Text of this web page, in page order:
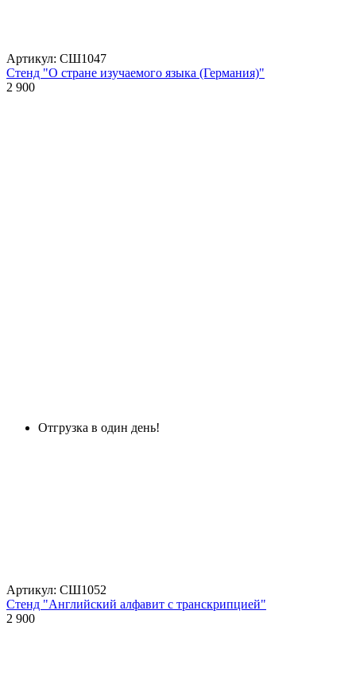
Артикул: СШ1047
Стенд "О стране изучаемого языка (Германия)"
2 900
Отгрузка в один день!
Артикул: СШ1052
Стенд "Английский алфавит с транскрипцией"
2 900